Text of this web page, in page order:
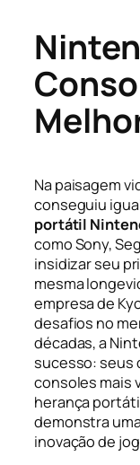
Na paisagem
conseguiu
portátil
como Sony,
insidizar seu
mesma
empresa de
desafios no
décadas, a
sucesso: seus
consoles mais
herança
demonstra
inovação de